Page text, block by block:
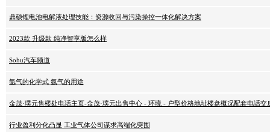
鼎硕锂电池电解液处理技能：资源收回与污染操控一体化解决方案
2023款 升级款 纯净智享版怎么样
Sohu汽车频道
氩气的化学式 氩气的用途
金茂·璞元售楼处电话主页-金茂·璞元出售中心 - 环境 - 户型价格地址楼盘概况配套电话交
行业盈利分化凸显 工业气体公司谋求高端化突围